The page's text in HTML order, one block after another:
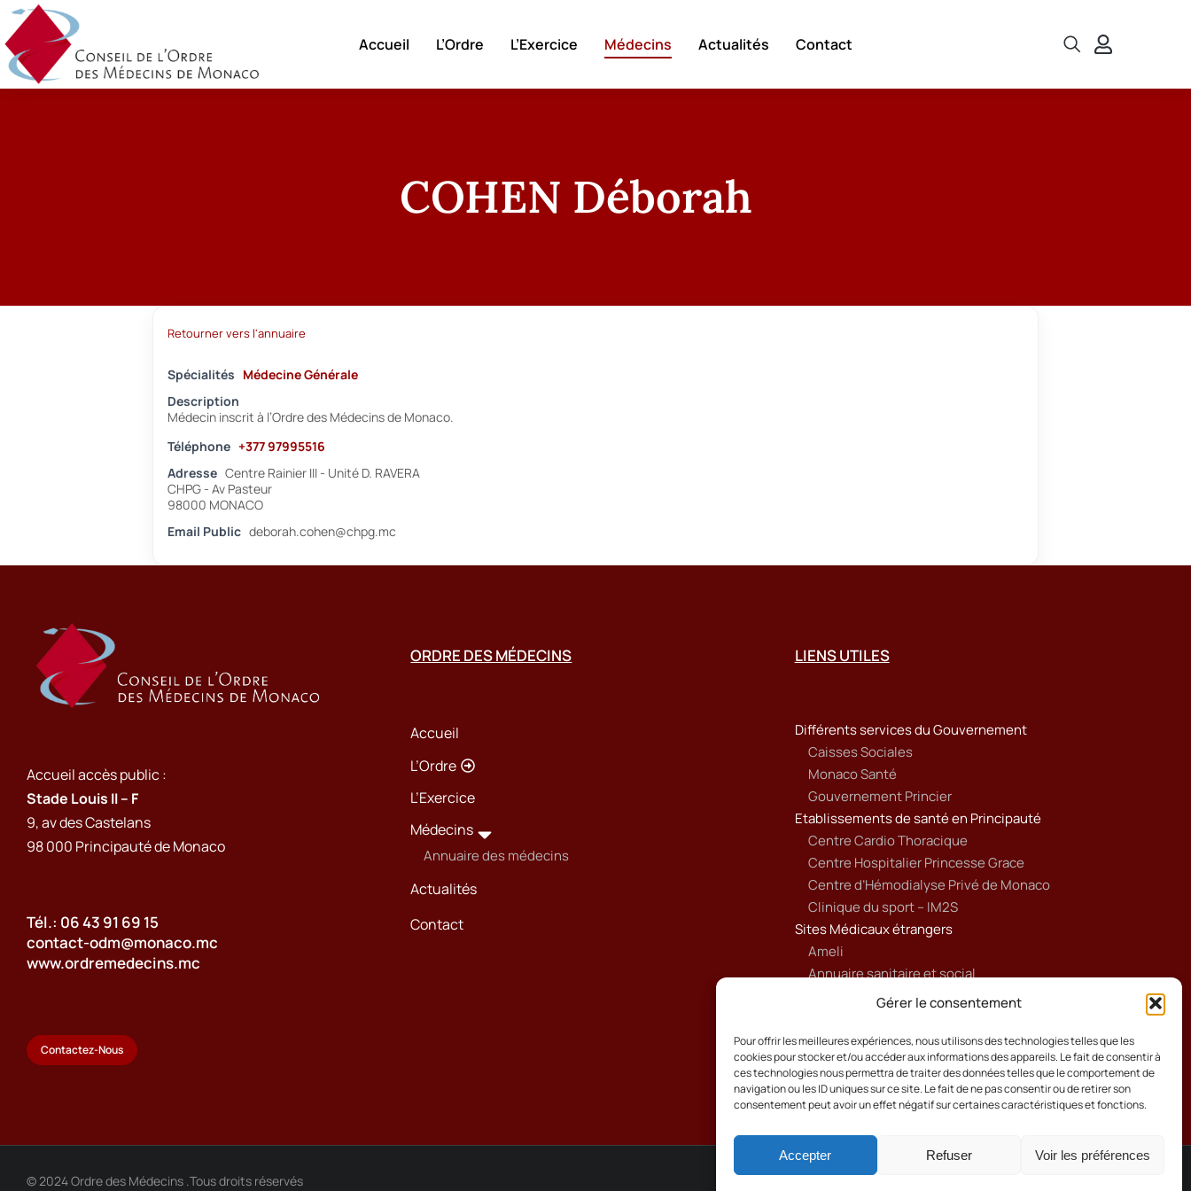
Gérer le consentement
Pour offrir les meilleures expériences, nous utilisons des technologies telles que les
cookies pour stocker et/ou accéder aux informations des appareils. Le fait de consentir à
ces technologies nous permettra de traiter des données telles que le comportement de
navigation ou les ID uniques sur ce site. Le fait de ne pas consentir ou de retirer son
consentement peut avoir un effet négatif sur certaines caractéristiques et fonctions.
Accepter Refuser Voir les préférences
Accueil L’Ordre L’Exercice Médecins Actualités Contact
COHEN Déborah
Retourner vers l'annuaire
Spécialités Médecine Générale
Description
Médecin inscrit à l’Ordre des Médecins de Monaco.
Téléphone +377 97995516
Adresse Centre Rainier III - Unité D. RAVERA
CHPG - Av Pasteur
98000 MONACO
Email Public deborah.cohen@chpg.mc
Accueil accès public :
Stade Louis II – F
9, av des Castelans
98 000 Principauté de Monaco
Tél.: 06 43 91 69 15
contact-odm@monaco.mc
www.ordremedecins.mc
Contactez-Nous
ORDRE DES MÉDECINS
Accueil
L’Ordre
L’Exercice
Médecins
Annuaire des médecins
Actualités
Contact
LIENS UTILES
Différents services du Gouvernement
Caisses Sociales
Monaco Santé
Gouvernement Princier
Etablissements de santé en Principauté
Centre Cardio Thoracique
Centre Hospitalier Princesse Grace
Centre d’Hémodialyse Privé de Monaco
Clinique du sport – IM2S
Sites Médicaux étrangers
Ameli
Annuaire sanitaire et social
Ordre national des médecins français
© 2024 Ordre des Médecins .Tous droits réservés